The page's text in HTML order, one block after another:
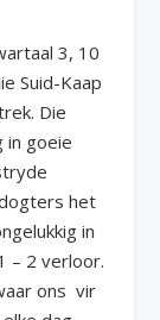
3, 10
Suid-Kaap
Die
in goeie
het
in
– 2 verloor.
ons vir